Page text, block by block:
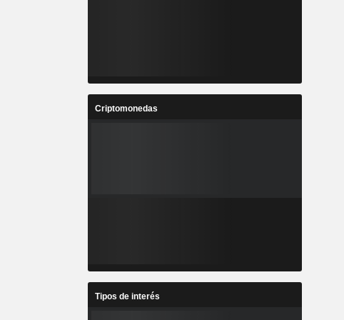
Criptomonedas
Tipos de interés